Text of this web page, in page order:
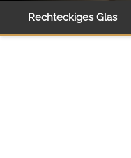
Rechteckiges Glas